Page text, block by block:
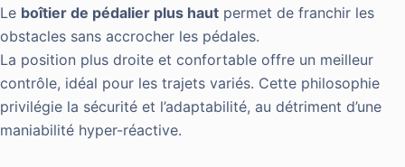
Le boîtier de pédalier plus haut permet de franchir les
obstacles sans accrocher les pédales.
La position plus droite et confortable offre un meilleur
contrôle, idéal pour les trajets variés. Cette philosophie
privilégie la sécurité et l’adaptabilité, au détriment d’une
maniabilité hyper-réactive.